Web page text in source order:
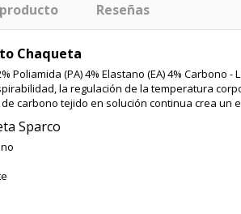
Reseñas
Chaqueta
Poliamida (PA) 4% Elastano (EA) 4%
la regulación de la temperatura
carbono tejido en solución continua crea un
Sparco